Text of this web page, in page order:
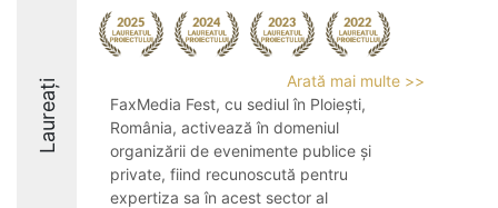
Laureați
Arată mai multe >>
FaxMedia Fest, cu sediul în Ploiești,
România, activează în domeniul
organizării de evenimente publice și
private, fiind recunoscută pentru
expertiza sa în acest sector al